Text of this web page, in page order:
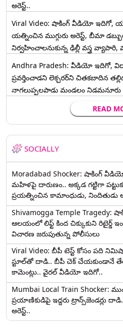
అరెస్ట్..
Viral Video: షాకింగ్ వీడియో ఇదిగో,
యత్నించిన ముగ్గురు అరెస్ట్, బీమా
నిర్వహించాలనుకున్న ఢిల్లీ వస్త్ర వ్యాపారి,
Andhra Pradesh: వీడియో ఇదిగో,
ప్రవర్తించాడని లెక్చ‌ర‌ర్‌ని చిత‌క‌బాదిన
నాగలుప్పలపాడు మండలం
READ
SOCIALLY
Moradabad Shocker: షాకింగ్
మహిళపై దారుణం.. అక్కడ గట్టిగా
ప్రయత్నించిన కామాంధుడు, నిందితుడు
Shivamogga Temple
ఆలయంలో లిఫ్ట్ కింద చిక్కుకుని
విచారణ జరుపుతున్న పోలీసులు
Viral Video: బీపీ టెస్ట్‌ కోసం పది
స్టూల్‌తో దాడి.. బీపీ చెక్ చేయకుండానే
కామెంట్లు.. వైరల్ వీడియో ఇదిగో..
Mumbai Local Train Shocker:
ప్రయాణికుడిపై ఇద్దరు ట్రాన్స్‌జెండర్లు
అరెస్ట్..